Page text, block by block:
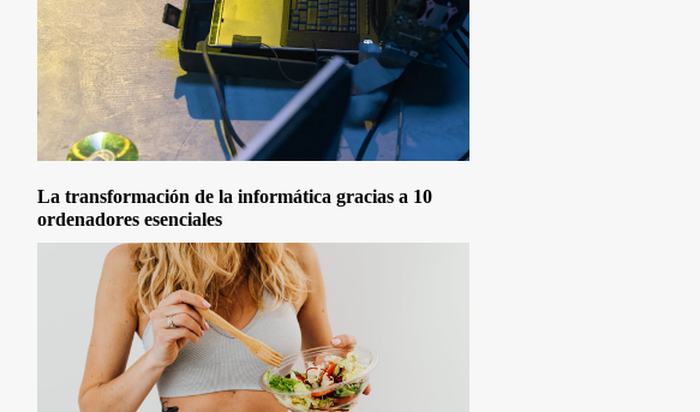
La transformación de la informática gracias a 10
ordenadores esenciales